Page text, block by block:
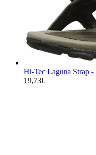
Hi-Tec Laguna Strap -
19,73€